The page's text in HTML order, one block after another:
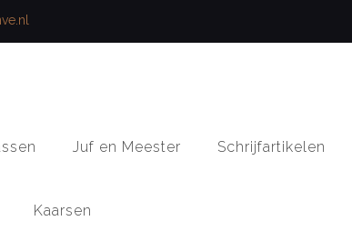
Juf en Meester Schrijfartikelen
Kaarsen